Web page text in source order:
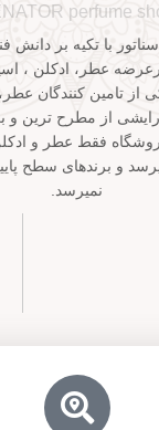
perfume
با تکیه بر
عطر، ادکلن ،
از تامین کنندگان
از مطرح ترین و
فقط عطر و
و برندهای سطح
نمیرسد.